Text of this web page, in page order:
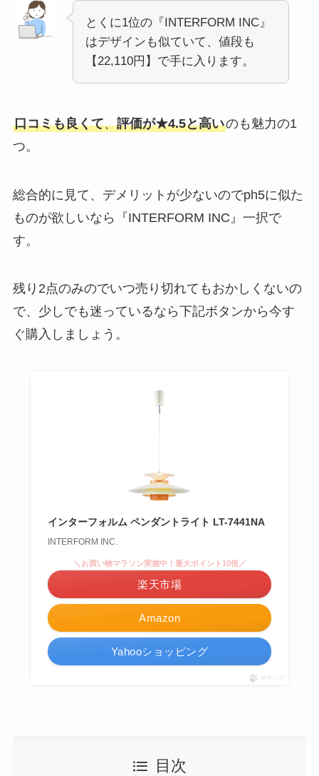
とくに1位の『INTERFORM INC』
はデザインも似ていて、値段も
【22,110円】で手に入ります。
口コミも良くて、評価が★4.5と高いのも魅力の1
つ。
総合的に見て、デメリットが少ないのでph5に似た
ものが欲しいなら『INTERFORM INC』一択で
す。
残り2点のみのでいつ売り切れてもおかしくないの
で、少しでも迷っているなら下記ボタンから今す
ぐ購入しましょう。
インターフォルム ペンダントライト LT-7441NA
INTERFORM INC.
Amazon
＼お買い物マラソン実施中！最大ポイント10倍／
楽天市場
Yahooショッピング
ポチップ
目次